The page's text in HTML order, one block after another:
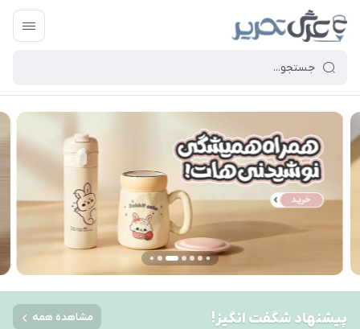
پیشنهاد شگفت انگیز! مشاهده همه